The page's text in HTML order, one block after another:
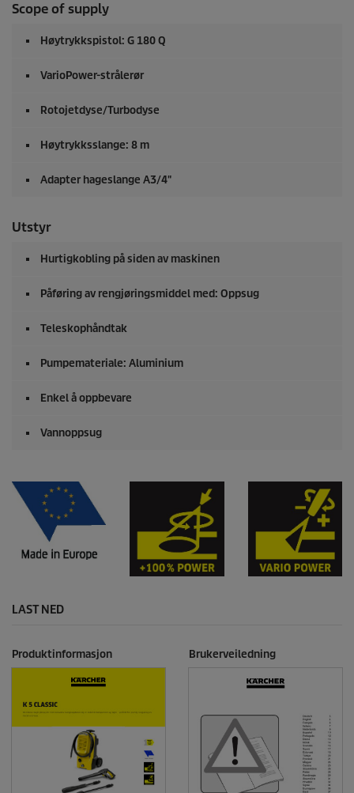
Scope of supply
Høytrykkspistol: G 180 Q
VarioPower-strålerør
Rotojetdyse/Turbodyse
Høytrykksslange: 8 m
Adapter hageslange A3/4"
Utstyr
Hurtigkobling på siden av maskinen
Påføring av rengjøringsmiddel med: Oppsug
Teleskophåndtak
Pumpemateriale: Aluminium
Enkel å oppbevare
Vannoppsug
LAST NED
Produktinformasjon Brukerveiledning